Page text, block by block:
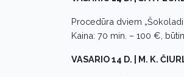
Procedūra dviem
Kaina: 70 min. – 100 €,
VASARIO 14 D. | M. K.